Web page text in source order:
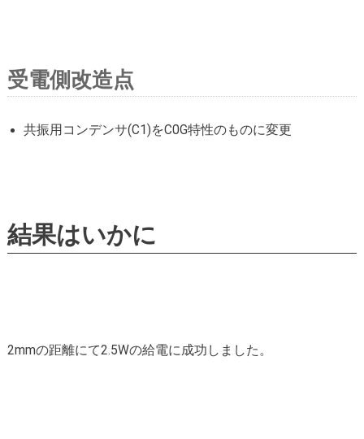
受電側改造点
共振用コンデンサ(C1)をC0G特性のものに変更
結果はいかに
2mmの距離にて2.5Wの給電に成功しました。